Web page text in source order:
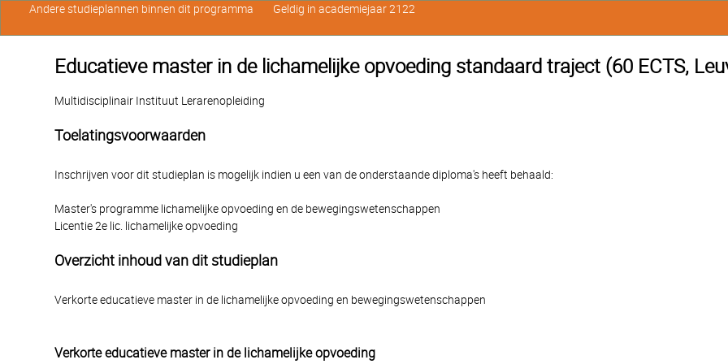
Educatieve master in de lichamelijke opvoeding standaard traject (60 ECTS,
Multidisciplinair Instituut Lerarenopleiding
Toelatingsvoorwaarden
Inschrijven voor dit studieplan is mogelijk indien u een van de onderstaande diploma's heeft behaald:
Master's programme lichamelijke opvoeding en de bewegingswetenschappen
Licentie 2e lic. lichamelijke opvoeding
Overzicht inhoud van dit studieplan
Verkorte educatieve master in de lichamelijke opvoeding en bewegingswetenschappen
Verkorte educatieve master in de lichamelijke opvoeding
Andere studieplannen binnen dit programma Geldig in academiejaar 2122